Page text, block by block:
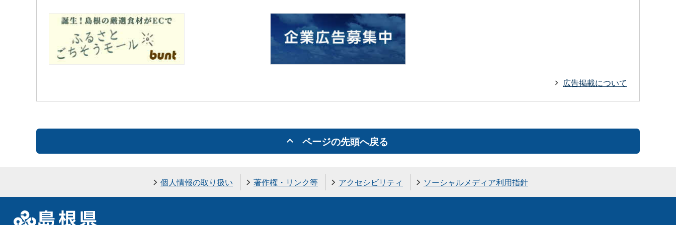
広告掲載について
ページの先頭へ戻る
個人情報の取り扱い 著作権・リンク等 アクセシビリティ ソーシャルメディア利用指針